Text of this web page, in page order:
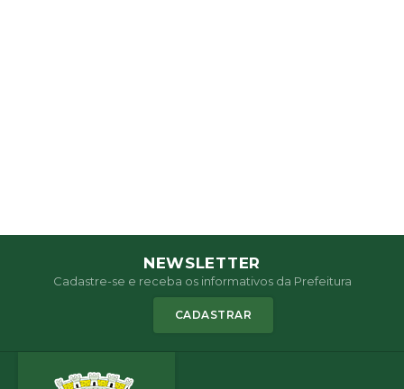
NEWSLETTER
Cadastre-se e receba os informativos da Prefeitura
CADASTRAR